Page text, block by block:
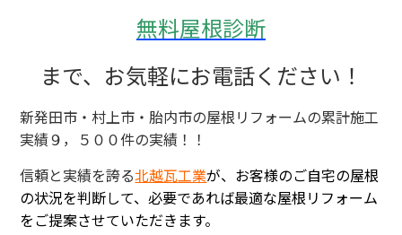
無料屋根診断
まで、お気軽にお電話ください！
新発田市・村上市・胎内市の屋根リフォームの累計施工
実績９，５００件の実績！！
信頼と実績を誇る北越瓦工業が、お客様のご自宅の屋根
の状況を判断して、必要であれば最適な屋根リフォーム
をご提案させていただきます。